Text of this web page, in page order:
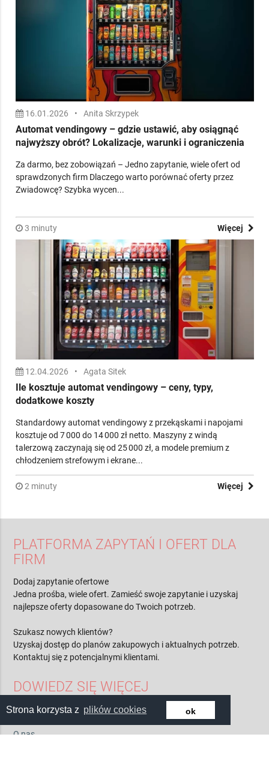
Strona korzysta z plików cookies ok
16.01.2026 Anita Skrzypek
najwyższy obrót? Lokalizacje, warunki i ograniczenia
Za darmo, bez zobowiązań – Jedno zapytanie, wiele ofert od
12.04.2026
dodatkowe koszty
Standardowy automat vendingowy z przekąskami i napojami
kosztuje od 7 000 do 14 000 zł netto. Maszyny z windą
chłodzeniem strefowym i ekrane...
PLATFORMA ZAPYTAŃ I OFERT DLA
FIRM
Dodaj zapytanie ofertowe
najlepsze oferty dopasowane do Twoich potrzeb.
Szukasz nowych klientów?
Kontaktuj się z potencjalnymi klientami.
DOWIEDZ SIĘ WIĘCEJ
Cennik